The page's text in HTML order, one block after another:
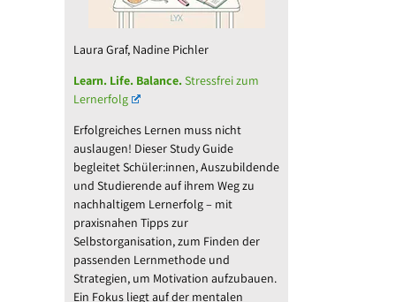
Laura Graf, Nadine Pichler
Learn. Life. Balance.Stressfrei zum
Lernerfolg
Erfolgreiches Lernen muss nicht
auslaugen! Dieser Study Guide
begleitet Schüler:innen, Auszubildende
und Studierende auf ihrem Weg zu
nachhaltigem Lernerfolg – mit
praxisnahen Tipps zur
Selbstorganisation, zum Finden der
passenden Lernmethode und
Strategien, um Motivation aufzubauen.
Ein Fokus liegt auf der mentalen